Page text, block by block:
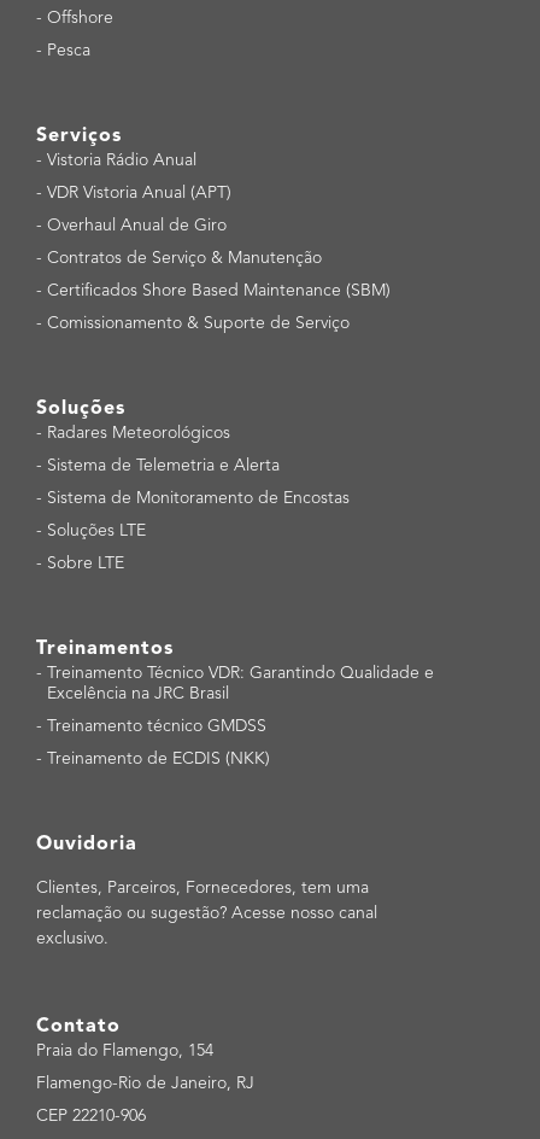
- Offshore
- Pesca
Serviços
- Vistoria Rádio Anual
- VDR Vistoria Anual (APT)
- Overhaul Anual de Giro
- Contratos de Serviço & Manutenção
- Certificados Shore Based Maintenance (SBM)
- Comissionamento & Suporte de Serviço
Soluções
- Radares Meteorológicos
- Sistema de Telemetria e Alerta
- Sistema de Monitoramento de Encostas
- Soluções LTE
- Sobre LTE
Treinamentos
- Treinamento Técnico VDR: Garantindo Qualidade e
Excelência na JRC Brasil
- Treinamento técnico GMDSS
- Treinamento de ECDIS (NKK)
Ouvidoria
Clientes, Parceiros, Fornecedores, tem uma
reclamação ou sugestão? Acesse nosso canal
exclusivo.
Contato
Praia do Flamengo, 154
Flamengo-Rio de Janeiro, RJ
CEP 22210-906